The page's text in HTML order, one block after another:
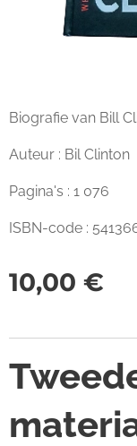
Biografie van Bill
Auteur : Bil Clinton
Pagina's : 1 076
ISBN-code :
10,00 €